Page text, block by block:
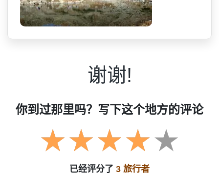
谢谢!
你到过那里吗？写下这个地方的评论
已经评分了 3 旅行者